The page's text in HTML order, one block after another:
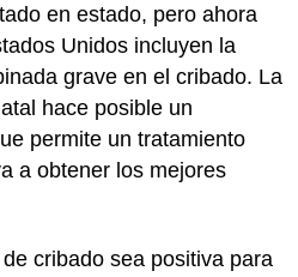
en estado, pero ahora
Unidos incluyen la
grave en el cribado. La
hace posible un
permite un tratamiento
a obtener los mejores
cribado sea positiva para